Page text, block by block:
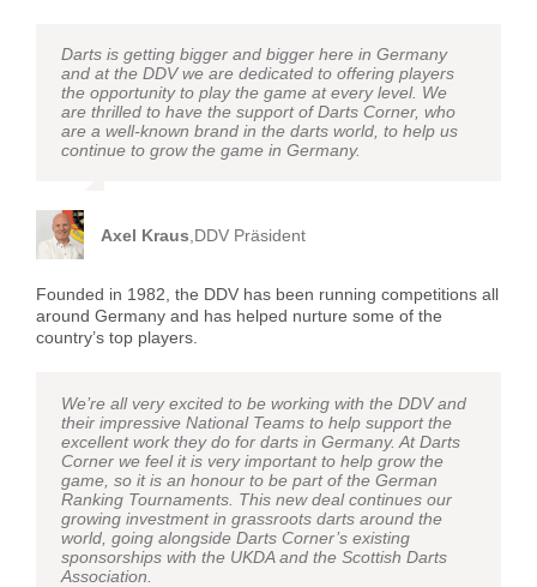
Darts is getting bigger and bigger here in Germany
and at the DDV we are dedicated to offering players
the opportunity to play the game at every level. We
are thrilled to have the support of Darts Corner, who
are a well-known brand in the darts world, to help us
continue to grow the game in Germany.
Axel Kraus DDV Präsident
Founded in 1982, the DDV has been running competitions all
around Germany and has helped nurture some of the
country’s top players.
We’re all very excited to be working with the DDV and
their impressive National Teams to help support the
excellent work they do for darts in Germany. At Darts
Corner we feel it is very important to help grow the
game, so it is an honour to be part of the German
Ranking Tournaments. This new deal continues our
growing investment in grassroots darts around the
world, going alongside Darts Corner’s existing
sponsorships with the UKDA and the Scottish Darts
Association.